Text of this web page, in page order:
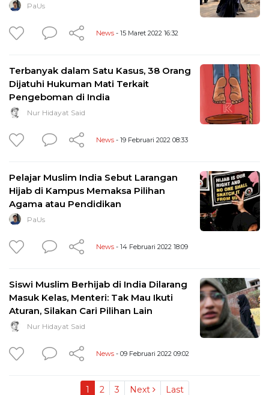
PaUs
News - 15 Maret 2022 16:32
Terbanyak dalam Satu Kasus, 38 Orang
Dijatuhi Hukuman Mati Terkait
Pengeboman di India
Nur Hidayat Said
News - 19 Februari 2022 08:33
Pelajar Muslim India Sebut Larangan
Hijab di Kampus Memaksa Pilihan
Agama atau Pendidikan
PaUs
News - 14 Februari 2022 18:09
Siswi Muslim Berhijab di India Dilarang
Masuk Kelas, Menteri: Tak Mau Ikuti
Aturan, Silakan Cari Pilihan Lain
Nur Hidayat Said
News - 09 Februari 2022 09:02
1 2 3 Next Last